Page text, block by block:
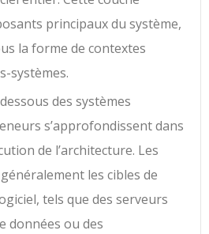
principaux du système,
la forme de contextes
systèmes.
des systèmes
s’approfondissent dans
de l’architecture. Les
les cibles de
tels que des serveurs
données ou des